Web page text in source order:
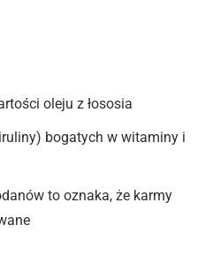
oleju z łososia
bogatych w witaminy i
to oznaka, że karmy